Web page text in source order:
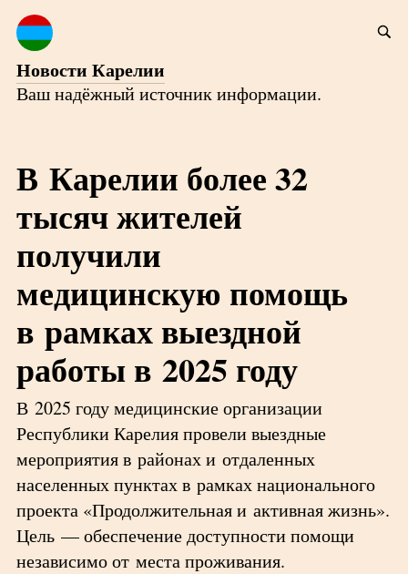
Новости Карелии
Ваш надёжный источник информации.
В Карелии более 32
тысяч жителей
получили
медицинскую помощь
в рамках выездной
работы в 2025 году
В 2025 году медицинские организации
Республики Карелия провели выездные
мероприятия в районах и отдаленных
населенных пунктах в рамках национального
проекта «Продолжительная и активная жизнь».
Цель — обеспечение доступности помощи
независимо от места проживания.